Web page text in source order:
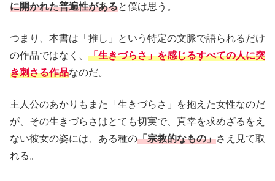
に開かれた普遍性があると僕は思う。
つまり、本書は「推し」という特定の文脈で語られるだけ
の作品ではなく、 「生きづらさ」を感じるすべての人に突
き刺さる作品なのだ。
主人公のあかりもまた「生きづらさ」を抱えた女性なのだ
が、その生きづらさはとても切実で、真幸を求めざるをえ
ない彼女の姿には、ある種の「宗教的なもの」さえ見て取
れる。